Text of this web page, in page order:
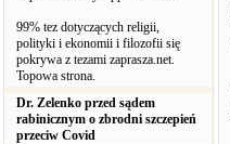
99% tez dotyczących religii,
polityki i ekonomii i filozofii się
pokrywa z tezami zaprasza.net.
Topowa strona.
Dr. Zelenko przed sądem
rabinicznym o zbrodni szczepień
przeciw Covid